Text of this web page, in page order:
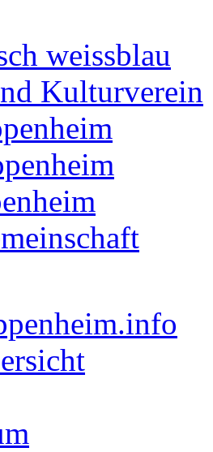
weissblau
Kulturverein